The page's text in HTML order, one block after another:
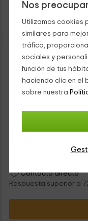
Nos
Utilizamos cookies
similares para
tráfico,
sociales y
función de tus
haciendo clic en el
sobre nuestra
Apartamentos
Atienza, Guadalajara
Alquiler íntegro
Guadalajara, se
fachada en piedra
Contacto directo
Respuesta superior a